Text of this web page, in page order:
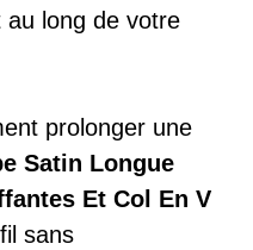
long de votre
prolonger une
Satin Longue
Et Col En V
sans